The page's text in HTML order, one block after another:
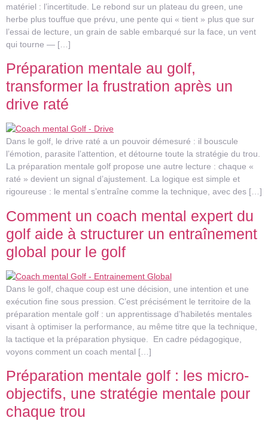
matériel : l’incertitude. Le rebond sur un plateau du green, une
herbe plus touffue que prévu, une pente qui « tient » plus que sur
l’essai de lecture, un grain de sable embarqué sur la face, un vent
qui tourne — […]
Préparation mentale au golf,
transformer la frustration après un
drive raté
Dans le golf, le drive raté a un pouvoir démesuré : il bouscule
l’émotion, parasite l’attention, et détourne toute la stratégie du trou.
La préparation mentale golf propose une autre lecture : chaque «
raté » devient un signal d’ajustement. La logique est simple et
rigoureuse : le mental s’entraîne comme la technique, avec des […]
Comment un coach mental expert du
golf aide à structurer un entraînement
global pour le golf
Dans le golf, chaque coup est une décision, une intention et une
exécution fine sous pression. C’est précisément le territoire de la
préparation mentale golf : un apprentissage d’habiletés mentales
visant à optimiser la performance, au même titre que la technique,
la tactique et la préparation physique. En cadre pédagogique,
voyons comment un coach mental […]
Préparation mentale golf : les micro-
objectifs, une stratégie mentale pour
chaque trou